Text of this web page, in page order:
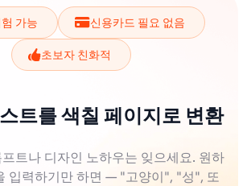
가능 신용카드 필요 없음
초보자 친화적
트를 색칠 페이지로 변환
트나 디자인 노하우는 잊으세요. 원하
입력하기만 하면 — "고양이", "성", 또